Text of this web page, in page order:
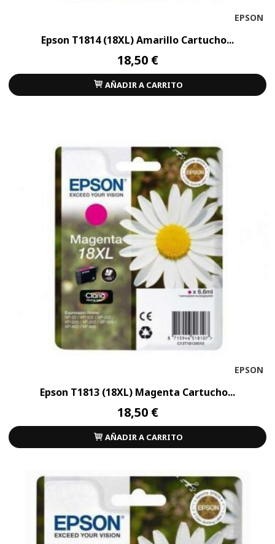
EPSON
Epson T1814 (18XL) Amarillo Cartucho...
18,50 €
AÑADIR A CARRITO
EPSON
Epson T1813 (18XL) Magenta Cartucho...
18,50 €
AÑADIR A CARRITO